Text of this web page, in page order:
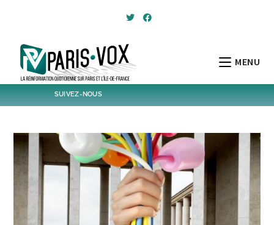
MENU
SUIVEZ-NOUS
Twitter
Post 6,370 Post